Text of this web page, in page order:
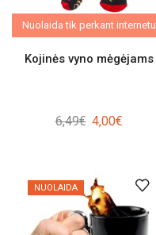
Nuolaida tik perkant internetu
Kojinės vyno mėgėjams
6,49€ Original
6,49€.
4,00€Current
4,00€.
NUOLAIDA